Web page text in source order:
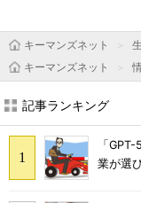
キーマンズネット
キーマンズネット
記事ランキング
「
業が選